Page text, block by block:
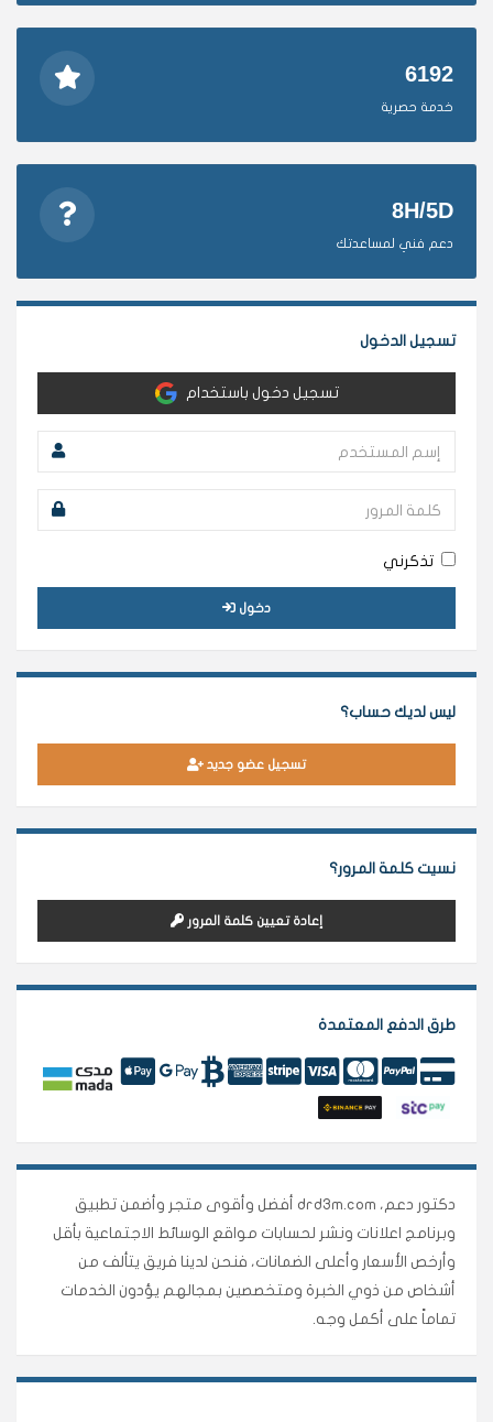
6192
خدمة حصرية
8H/5D
دعم فني لمساعدتك
تسجيل الدخول
تسجيل دخول باستخدام
تذكرني
دخول
ليس لديك حساب؟
تسجيل عضو جديد
نسيت كلمة المرور؟
إعادة تعيين كلمة المرور
طرق الدفع المعتمدة
دكتور دعم، drd3m.com أفضل وأقوى متجر وأضمن تطبيق
وبرنامج اعلانات ونشر لحسابات مواقع الوسائط الاجتماعية بأقل
وأرخص الأسعار وأعلى الضمانات، فنحن لدينا فريق يتألف من
أشخاص من ذوي الخبرة ومتخصصين بمجالهم يؤدون الخدمات
تماماً على أكمل وجه.